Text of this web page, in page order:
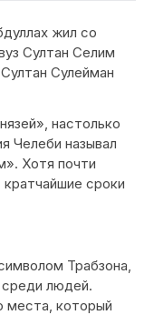
жил со
Султан Селим
Сулейман
настолько
Челеби называл
Хотя почти
сроки
Трабзона,
людей.
места, который